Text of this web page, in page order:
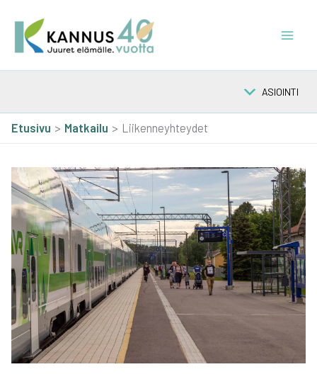
sisältöön
ASIOINTI
Etusivu Mat­kai­lu Liikenneyhteydet